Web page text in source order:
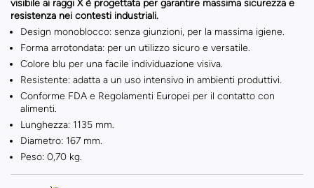
visibile ai raggi X è progettata per garantire massima sicurezza e
resistenza nei contesti industriali.
Design monoblocco: senza giunzioni, per la massima igiene.
Forma arrotondata: per un utilizzo sicuro e versatile.
Colore blu per una facile individuazione visiva.
Resistente: adatta a un uso intensivo in ambienti produttivi.
Conforme FDA e Regolamenti Europei per il contatto con
alimenti.
Lunghezza: 1135 mm.
Diametro: 167 mm.
Peso: 0,70 kg.